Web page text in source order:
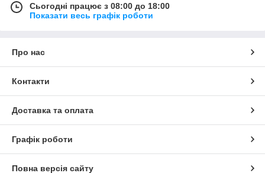
Сьогодні працює з 08:00 до 18:00
Показати весь графік роботи
Про нас
Контакти
Доставка та оплата
Графік роботи
Повна версія сайту